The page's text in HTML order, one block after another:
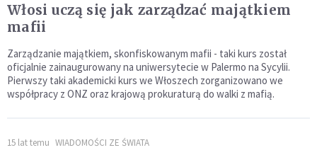
Włosi uczą się jak zarządzać majątkiem
mafii
Zarządzanie majątkiem, skonfiskowanym mafii - taki kurs został
oficjalnie zainaugurowany na uniwersytecie w Palermo na Sycylii.
Pierwszy taki akademicki kurs we Włoszech zorganizowano we
współpracy z ONZ oraz krajową prokuraturą do walki z mafią.
15 lat temu WIADOMOŚCI ZE ŚWIATA